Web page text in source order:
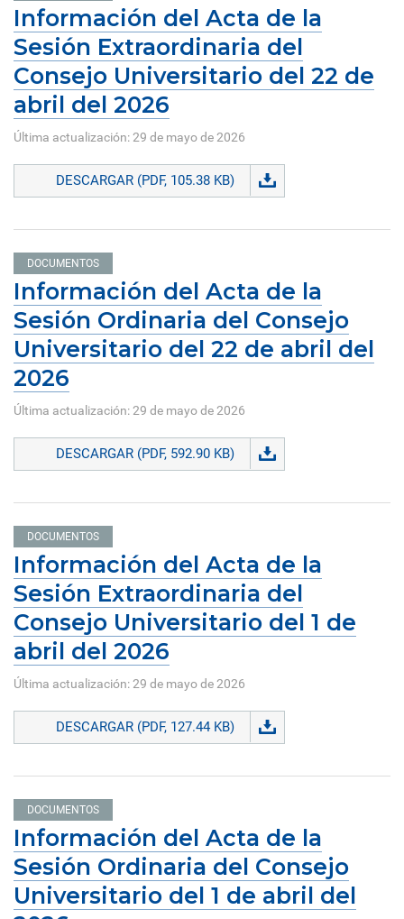
Información del Acta de la
Sesión Extraordinaria del
Consejo Universitario del 22 de
abril del 2026
Última actualización: 29 de mayo de 2026
DESCARGAR (PDF, 105.38 KB)
DOCUMENTOS
Información del Acta de la
Sesión Ordinaria del Consejo
Universitario del 22 de abril del
2026
Última actualización: 29 de mayo de 2026
DESCARGAR (PDF, 592.90 KB)
DOCUMENTOS
Información del Acta de la
Sesión Extraordinaria del
Consejo Universitario del 1 de
abril del 2026
Última actualización: 29 de mayo de 2026
DESCARGAR (PDF, 127.44 KB)
DOCUMENTOS
Información del Acta de la
Sesión Ordinaria del Consejo
Universitario del 1 de abril del